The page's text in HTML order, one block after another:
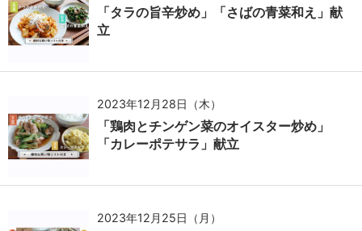
「タラの旨辛炒め」「さばの青菜和え」献
立
2023年12月28日（木）
「鶏肉とチンゲン菜のオイスター炒め」
「カレーポテサラ」献立
2023年12月25日（月）